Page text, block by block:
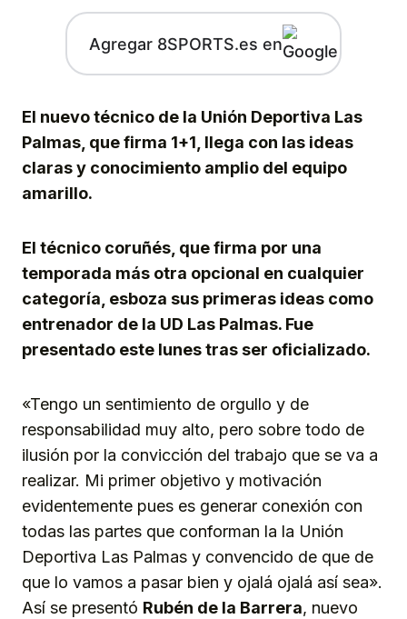
Agregar 8SPORTS.es en
El nuevo técnico de la Unión Deportiva Las
Palmas, que firma 1+1, llega con las ideas
claras y conocimiento amplio del equipo
amarillo.
El técnico coruñés, que firma por una
temporada más otra opcional en cualquier
categoría, esboza sus primeras ideas como
entrenador de la UD Las Palmas. Fue
presentado este lunes tras ser oficializado.
«Tengo un sentimiento de orgullo y de
responsabilidad muy alto, pero sobre todo de
ilusión por la convicción del trabajo que se va a
realizar. Mi primer objetivo y motivación
evidentemente pues es generar conexión con
todas las partes que conforman la la Unión
Deportiva Las Palmas y convencido de que de
que lo vamos a pasar bien y ojalá ojalá así sea».
Así se presentó Rubén de la Barrera, nuevo